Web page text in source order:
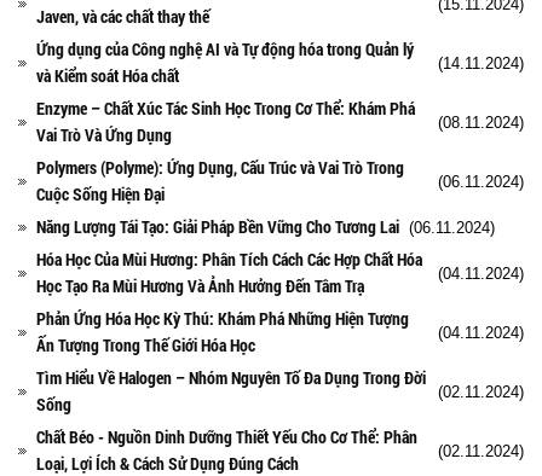
Javen, và các chất thay thế
(15.11.2024)
Ứng dụng của Công nghệ AI và Tự động hóa trong Quản lý
và Kiểm soát Hóa chất
(14.11.2024)
Enzyme – Chất Xúc Tác Sinh Học Trong Cơ Thể: Khám Phá
Vai Trò Và Ứng Dụng
(08.11.2024)
Polymers (Polyme): Ứng Dụng, Cấu Trúc và Vai Trò Trong
Cuộc Sống Hiện Đại
(06.11.2024)
Năng Lượng Tái Tạo: Giải Pháp Bền Vững Cho Tương Lai (06.11.2024)
Hóa Học Của Mùi Hương: Phân Tích Cách Các Hợp Chất Hóa
Học Tạo Ra Mùi Hương Và Ảnh Hưởng Đến Tâm Trạ
(04.11.2024)
Phản Ứng Hóa Học Kỳ Thú: Khám Phá Những Hiện Tượng
Ấn Tượng Trong Thế Giới Hóa Học
(04.11.2024)
Tìm Hiểu Về Halogen – Nhóm Nguyên Tố Đa Dụng Trong Đời
Sống
(02.11.2024)
Chất Béo - Nguồn Dinh Dưỡng Thiết Yếu Cho Cơ Thể: Phân
Loại, Lợi Ích & Cách Sử Dụng Đúng Cách
(02.11.2024)